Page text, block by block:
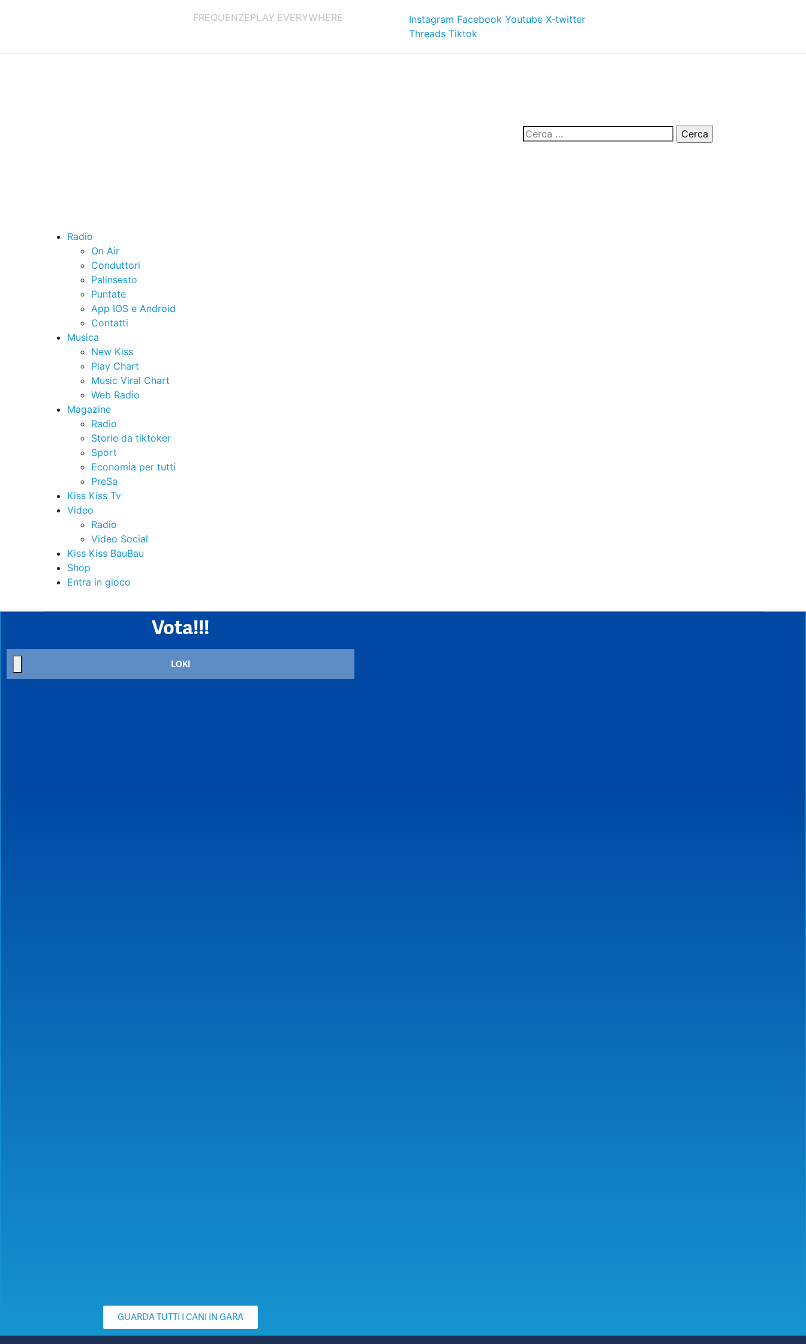
FREQUENZEPLAY EVERYWHERE Instagram Facebook Youtube X-twitter
Threads Tiktok
Radio
On Air
Conduttori
Palinsesto
Puntate
App IOS e Android
Contatti
Musica
New Kiss
Play Chart
Music Viral Chart
Web Radio
Magazine
Radio
Storie da tiktoker
Sport
Economia per tutti
PreSa
Kiss Kiss Tv
Video
Radio
Video Social
Kiss Kiss BauBau
Shop
Entra in gioco
Vota!!!
LOKI
GUARDA TUTTI I CANI IN GARA